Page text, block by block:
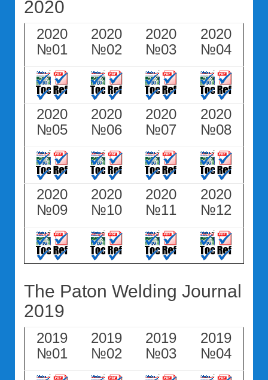
2020
2020
№01
2020
№02
2020
№03
2020
№04
2020
№05
2020
№06
2020
№07
2020
№08
2020
№09
2020
№10
2020
№11
2020
№12
The Paton Welding Journal
2019
2019
№01
2019
№02
2019
№03
2019
№04